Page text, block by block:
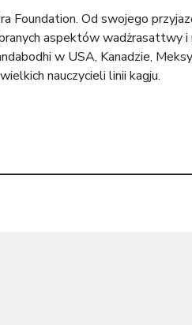
Foundation. Od swojego
aspektów wadżrasattwy i
w USA, Kanadzie,
nauczycieli linii kagju.